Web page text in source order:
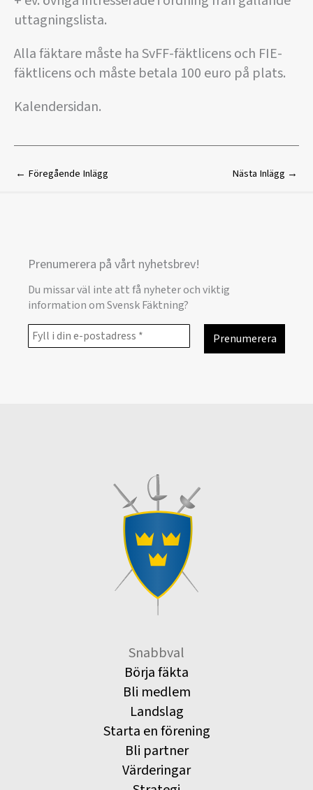
uttagningslista.
Alla fäktare måste ha SvFF-fäktlicens och FIE-
fäktlicens och måste betala 100 euro på plats.
Kalendersidan.
← Föregående Inlägg Nästa Inlägg →
Prenumerera på vårt nyhetsbrev!
Du missar väl inte att få nyheter och viktig
information om Svensk Fäktning?
Snabbval
Börja fäkta
Bli medlem
Landslag
Starta en förening
Bli partner
Värderingar